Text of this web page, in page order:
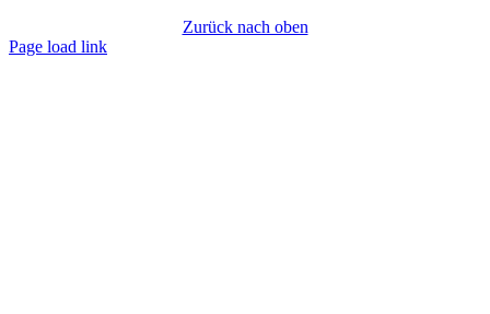
Zurück nach oben
Page load link